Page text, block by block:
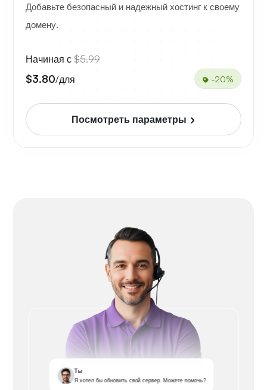
Добавьте безопасный и надежный хостинг к своему
домену.
Начиная с $5.99
$3.80/для -20%
Посмотреть параметры
Ты
Я хотел бы обновить свой сервер. Можете помочь?